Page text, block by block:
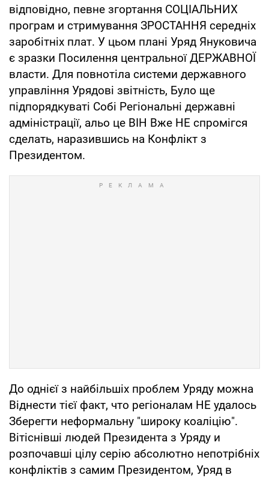
відповідно, певне згортання СОЦІАЛЬНИХ
програм и стримування ЗРОСТАННЯ середніх
заробітніх плат. У цьом плані Уряд Януковича
є зразки Посилення центральної ДЕРЖАВНОЇ
власти. Для повнотіла системи державного
управління Урядові звітність, Було ще
підпорядкуваті Собі Регіональні державні
адміністрації, альо це ВІН Вже НЕ спромігся
сделать, наразившись на Конфлікт з
Президентом.
До однієї з найбільшіх проблем Уряду можна
Віднести тієї факт, что регіоналам НЕ удалось
Зберегти неформальну "широку коаліцію".
Вітіснівші людей Президента з Уряду и
розпочавші цілу серію абсолютно непотрібніх
конфліктів з самим Президентом, Уряд в